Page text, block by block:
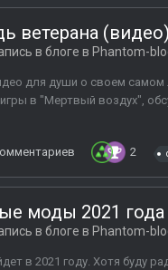
ветерана
в блоге в Phantom-
для души о своем самом
в "Мертвый воздух",
2
моды 2021 года
в блоге в Phantom-
в 2021 году. Хотя буду